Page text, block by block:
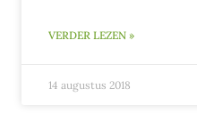
VERDER LEZEN »
14 augustus 2018